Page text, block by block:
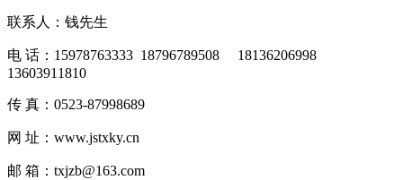
联系人：钱先生
电 话：15978763333 18796789508 18136206998
13603911810
传 真：0523-87998689
网 址：www.jstxky.cn
邮 箱：txjzb@163.com